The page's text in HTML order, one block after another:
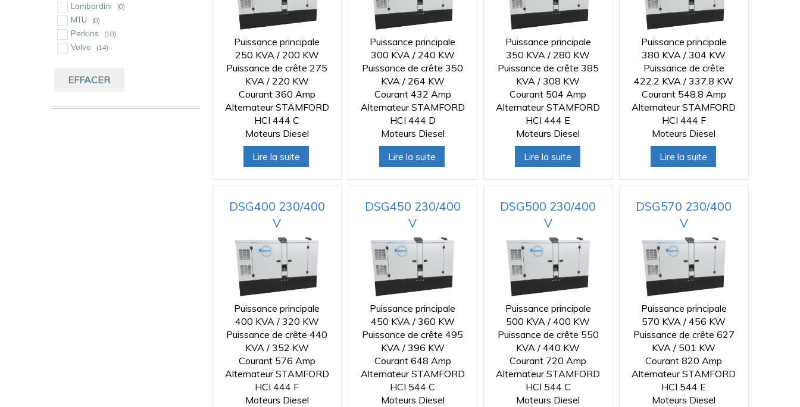
Lombardini (0)
MTU (0)
Perkins (10)
Volvo (14)
EFFACER
Puissance principale
250 KVA / 200 KW
Puissance de crête 275
KVA / 220 KW
Courant 360 Amp
Alternateur STAMFORD
HCI 444 C
Moteurs Diesel
Lire la suite
Puissance principale
300 KVA / 240 KW
Puissance de crête 350
KVA / 264 KW
Courant 432 Amp
Alternateur STAMFORD
HCI 444 D
Moteurs Diesel
Lire la suite
Puissance principale
350 KVA / 280 KW
Puissance de crête 385
KVA / 308 KW
Courant 504 Amp
Alternateur STAMFORD
HCI 444 E
Moteurs Diesel
Lire la suite
Puissance principale
380 KVA / 304 KW
Puissance de crête
422.2 KVA / 337.8 KW
Courant 548.8 Amp
Alternateur STAMFORD
HCI 444 F
Moteurs Diesel
Lire la suite
DSG400 230/400
V
Puissance principale
400 KVA / 320 KW
Puissance de crête 440
KVA / 352 KW
Courant 576 Amp
Alternateur STAMFORD
HCI 444 F
Moteurs Diesel
DSG450 230/400
V
Puissance principale
450 KVA / 360 KW
Puissance de crête 495
KVA / 396 KW
Courant 648 Amp
Alternateur STAMFORD
HCI 544 C
Moteurs Diesel
DSG500 230/400
V
Puissance principale
500 KVA / 400 KW
Puissance de crête 550
KVA / 440 KW
Courant 720 Amp
Alternateur STAMFORD
HCI 544 C
Moteurs Diesel
DSG570 230/400
V
Puissance principale
570 KVA / 456 KW
Puissance de crête 627
KVA / 501 KW
Courant 820 Amp
Alternateur STAMFORD
HCI 544 E
Moteurs Diesel